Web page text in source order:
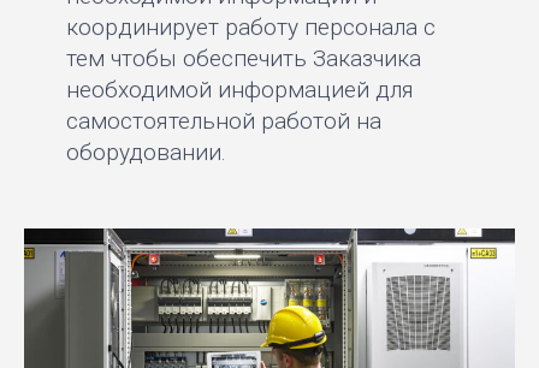
координирует работу персонала с
тем чтобы обеспечить Заказчика
необходимой информацией для
самостоятельной работой на
оборудовании.